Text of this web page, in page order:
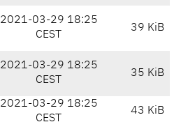
2021-03-29 18:25
CEST
39 KiB
2021-03-29 18:25
CEST
35 KiB
2021-03-29 18:25
CEST
43 KiB